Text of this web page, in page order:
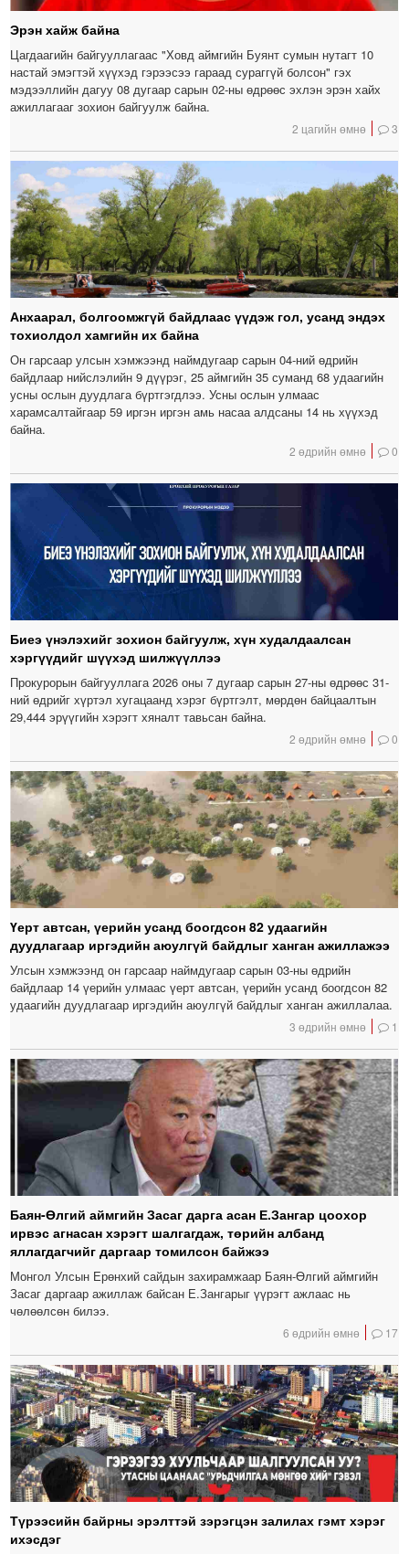
Эрэн хайж байна
Цагдаагийн байгууллагаас "Ховд аймгийн Буянт сумын нутагт 10
настай эмэгтэй хүүхэд гэрээсээ гараад сураггүй болсон" гэх
мэдээллийн дагуу 08 дугаар сарын 02-ны өдрөөс эхлэн эрэн хайх
ажиллагааг зохион байгуулж байна.
2 цагийн өмнө 3
Анхаарал, болгоомжгүй байдлаас үүдэж гол, усанд эндэх
тохиолдол хамгийн их байна
Он гарсаар улсын хэмжээнд наймдугаар сарын 04-ний өдрийн
байдлаар нийслэлийн 9 дүүрэг, 25 аймгийн 35 суманд 68 удаагийн
усны ослын дуудлага бүртгэгдлээ. Усны ослын улмаас
харамсалтайгаар 59 иргэн иргэн амь насаа алдсаны 14 нь хүүхэд
байна.
2 өдрийн өмнө 0
Биеэ үнэлэхийг зохион байгуулж, хүн худалдаалсан
хэргүүдийг шүүхэд шилжүүллээ
Прокурорын байгууллага 2026 оны 7 дугаар сарын 27-ны өдрөөс 31-
ний өдрийг хүртэл хугацаанд хэрэг бүртгэлт, мөрдөн байцаалтын
29,444 эрүүгийн хэрэгт хяналт тавьсан байна.
2 өдрийн өмнө 0
Үерт автсан, үерийн усанд боогдсон 82 удаагийн
дуудлагаар иргэдийн аюулгүй байдлыг ханган ажиллажээ
Улсын хэмжээнд он гарсаар наймдугаар сарын 03-ны өдрийн
байдлаар 14 үерийн улмаас үерт автсан, үерийн усанд боогдсон 82
удаагийн дуудлагаар иргэдийн аюулгүй байдлыг ханган ажиллалаа.
3 өдрийн өмнө 1
Баян-Өлгий аймгийн Засаг дарга асан Е.Зангар цоохор
ирвэс агнасан хэрэгт шалгагдаж, төрийн албанд
яллагдагчийг даргаар томилсон байжээ
Монгол Улсын Ерөнхий сайдын захирамжаар Баян-Өлгий аймгийн
Засаг даргаар ажиллаж байсан Е.Зангарыг үүрэгт ажлаас нь
чөлөөлсөн билээ.
6 өдрийн өмнө 17
Түрээсийн байрны эрэлттэй зэрэгцэн залилах гэмт хэрэг
ихэсдэг